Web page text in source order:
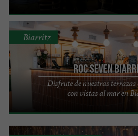
Roc Seven
Disfrute de nuestras terrazas
con vistas al mar en
Biarritz